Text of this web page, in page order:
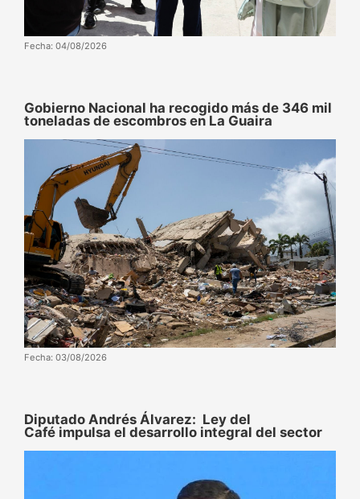
Fecha: 04/08/2026
Gobierno Nacional ha recogido más de 346 mil
toneladas de escombros en La Guaira
Fecha: 03/08/2026
Diputado Andrés Álvarez: Ley del
Café impulsa el desarrollo integral del sector